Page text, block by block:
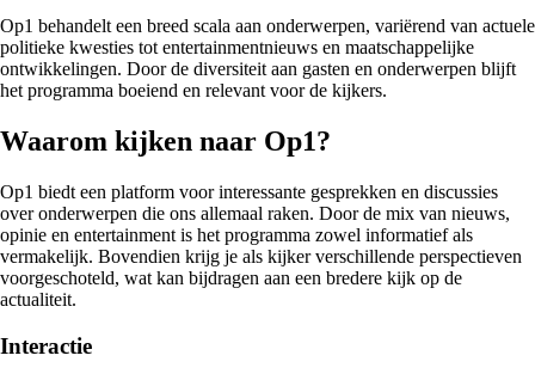
Op1 behandelt een breed scala aan onderwerpen, variërend van actuele
politieke kwesties tot entertainmentnieuws en maatschappelijke
ontwikkelingen. Door de diversiteit aan gasten en onderwerpen blijft
het programma boeiend en relevant voor de kijkers.
Waarom kijken naar Op1?
Op1 biedt een platform voor interessante gesprekken en discussies
over onderwerpen die ons allemaal raken. Door de mix van nieuws,
opinie en entertainment is het programma zowel informatief als
vermakelijk. Bovendien krijg je als kijker verschillende perspectieven
voorgeschoteld, wat kan bijdragen aan een bredere kijk op de
actualiteit.
Interactie